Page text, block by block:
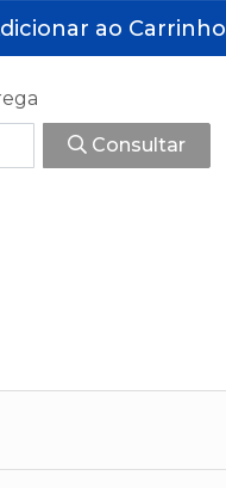
ao Carrinho
Consultar